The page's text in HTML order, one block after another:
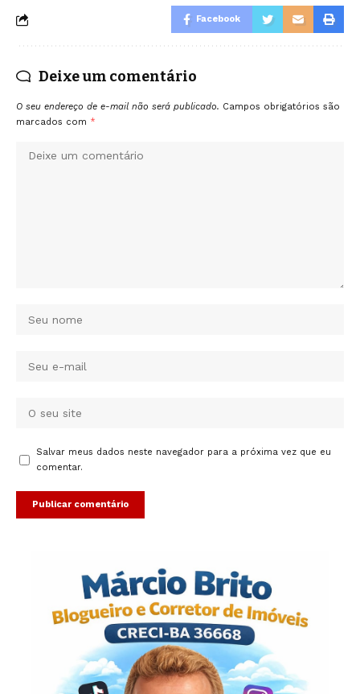
Facebook
Deixe um comentário
O seu endereço de e-mail não será publicado. Campos obrigatórios são
marcados com *
Salvar meus dados neste navegador para a próxima vez que eu
comentar.